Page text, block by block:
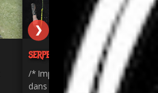
SERPENTS - "PAINKILLER"
/* Import des polices directement
dans l'article Blogger */...
❯